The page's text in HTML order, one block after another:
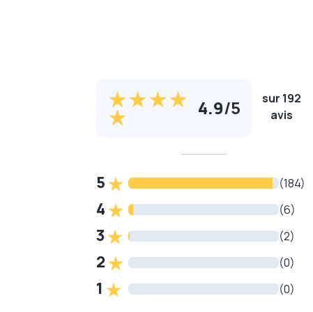
4.9/5
sur 192
avis
5 (184)
4 (6)
3 (2)
2 (0)
1 (0)